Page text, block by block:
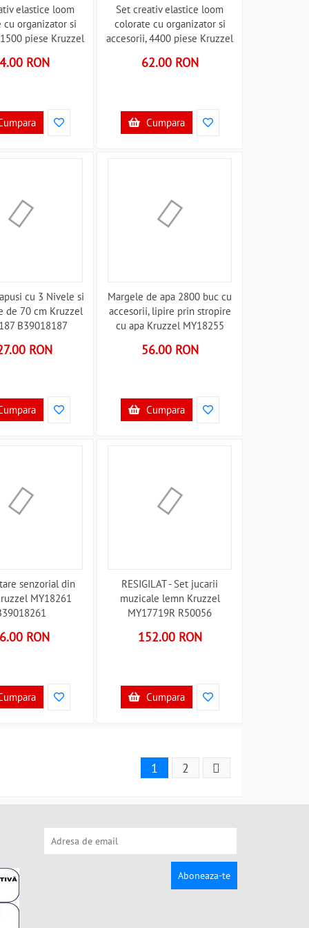
elastice loom
cu organizator si
piese Kruzzel
RON
Set creativ elastice loom
colorate cu organizator si
accesorii, 4400 piese Kruzzel
62.00 RON
Cumpara
cu 3 Nivele si
de 70 cm Kruzzel
B39018187
RON
Margele de apa 2800 buc cu
accesorii, lipire prin stropire
cu apa Kruzzel MY18255
56.00 RON
Cumpara
senzorial din
MY18261
RON
RESIGILAT - Set jucarii
muzicale lemn Kruzzel
MY17719R R50056
152.00 RON
Cumpara
1 2
Aboneaza-te